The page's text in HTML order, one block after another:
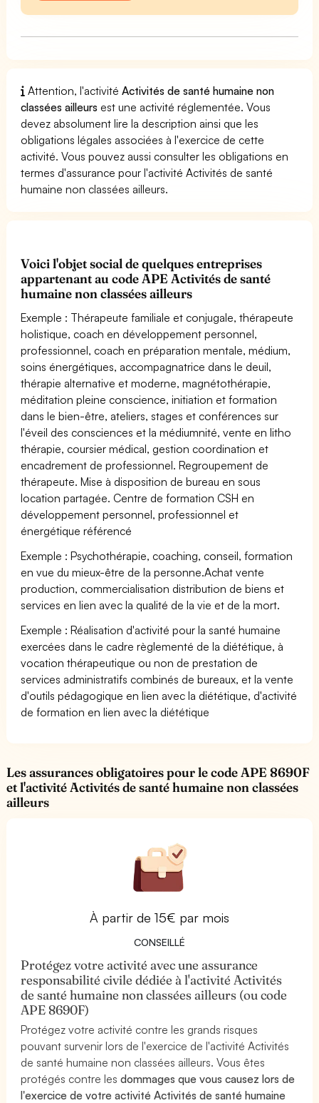
Attention, l'activitéActivités de santé humaine non
classées ailleurs est une activité réglementée. Vous
devez absolument lire la description ainsi que les
obligations légales associées à l'exercice de cette
activité. Vous pouvez aussi consulter les obligations en
termes d'assurance pour l'activité Activités de santé
humaine non classées ailleurs.
Voici l'objet social de quelques entreprises
appartenant au code APE Activités de santé
humaine non classées ailleurs
Exemple : Thérapeute familiale et conjugale, thérapeute
holistique, coach en développement personnel,
professionnel, coach en préparation mentale, médium,
soins énergétiques, accompagnatrice dans le deuil,
thérapie alternative et moderne, magnétothérapie,
méditation pleine conscience, initiation et formation
dans le bien-être, ateliers, stages et conférences sur
l'éveil des consciences et la médiumnité, vente en litho
thérapie, coursier médical, gestion coordination et
encadrement de professionnel. Regroupement de
thérapeute. Mise à disposition de bureau en sous
location partagée. Centre de formation CSH en
développement personnel, professionnel et
énergétique référencé
Exemple : Psychothérapie, coaching, conseil, formation
en vue du mieux-être de la personne.Achat vente
production, commercialisation distribution de biens et
services en lien avec la qualité de la vie et de la mort.
Exemple : Réalisation d'activité pour la santé humaine
exercées dans le cadre règlementé de la diététique, à
vocation thérapeutique ou non de prestation de
services administratifs combinés de bureaux, et la vente
d'outils pédagogique en lien avec la diététique, d'activité
de formation en lien avec la diététique
Les assurances obligatoires pour le code APE 8690F
et l'activité Activités de santé humaine non classées
ailleurs
À partir de 15€ par mois
CONSEILLÉ
Protégez votre activité avec une assurance
responsabilité civile dédiée à l'activité Activités
de santé humaine non classées ailleurs (ou code
APE 8690F)
Protégez votre activité contre les grands risques
pouvant survenir lors de l'exercice de l'activité Activités
de santé humaine non classées ailleurs. Vous êtes
protégés contre lesdommages que vous causez lors de
l'exercice de votre activité Activités de santé humaine